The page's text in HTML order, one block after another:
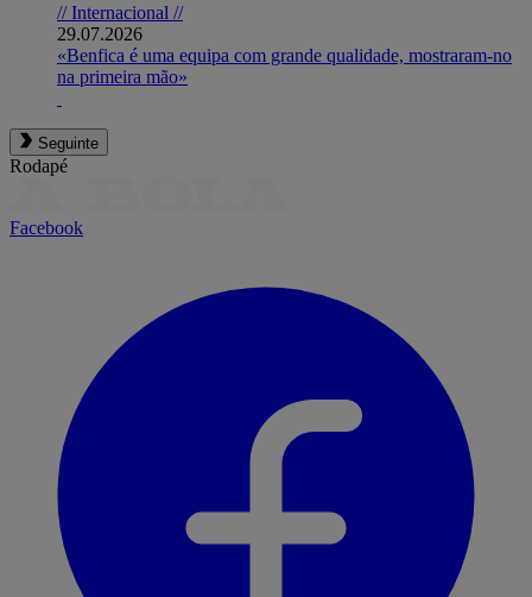
// Internacional //
29.07.2026
«Benfica é uma equipa com grande qualidade, mostraram-no
na primeira mão»
Seguinte
Rodapé
Facebook